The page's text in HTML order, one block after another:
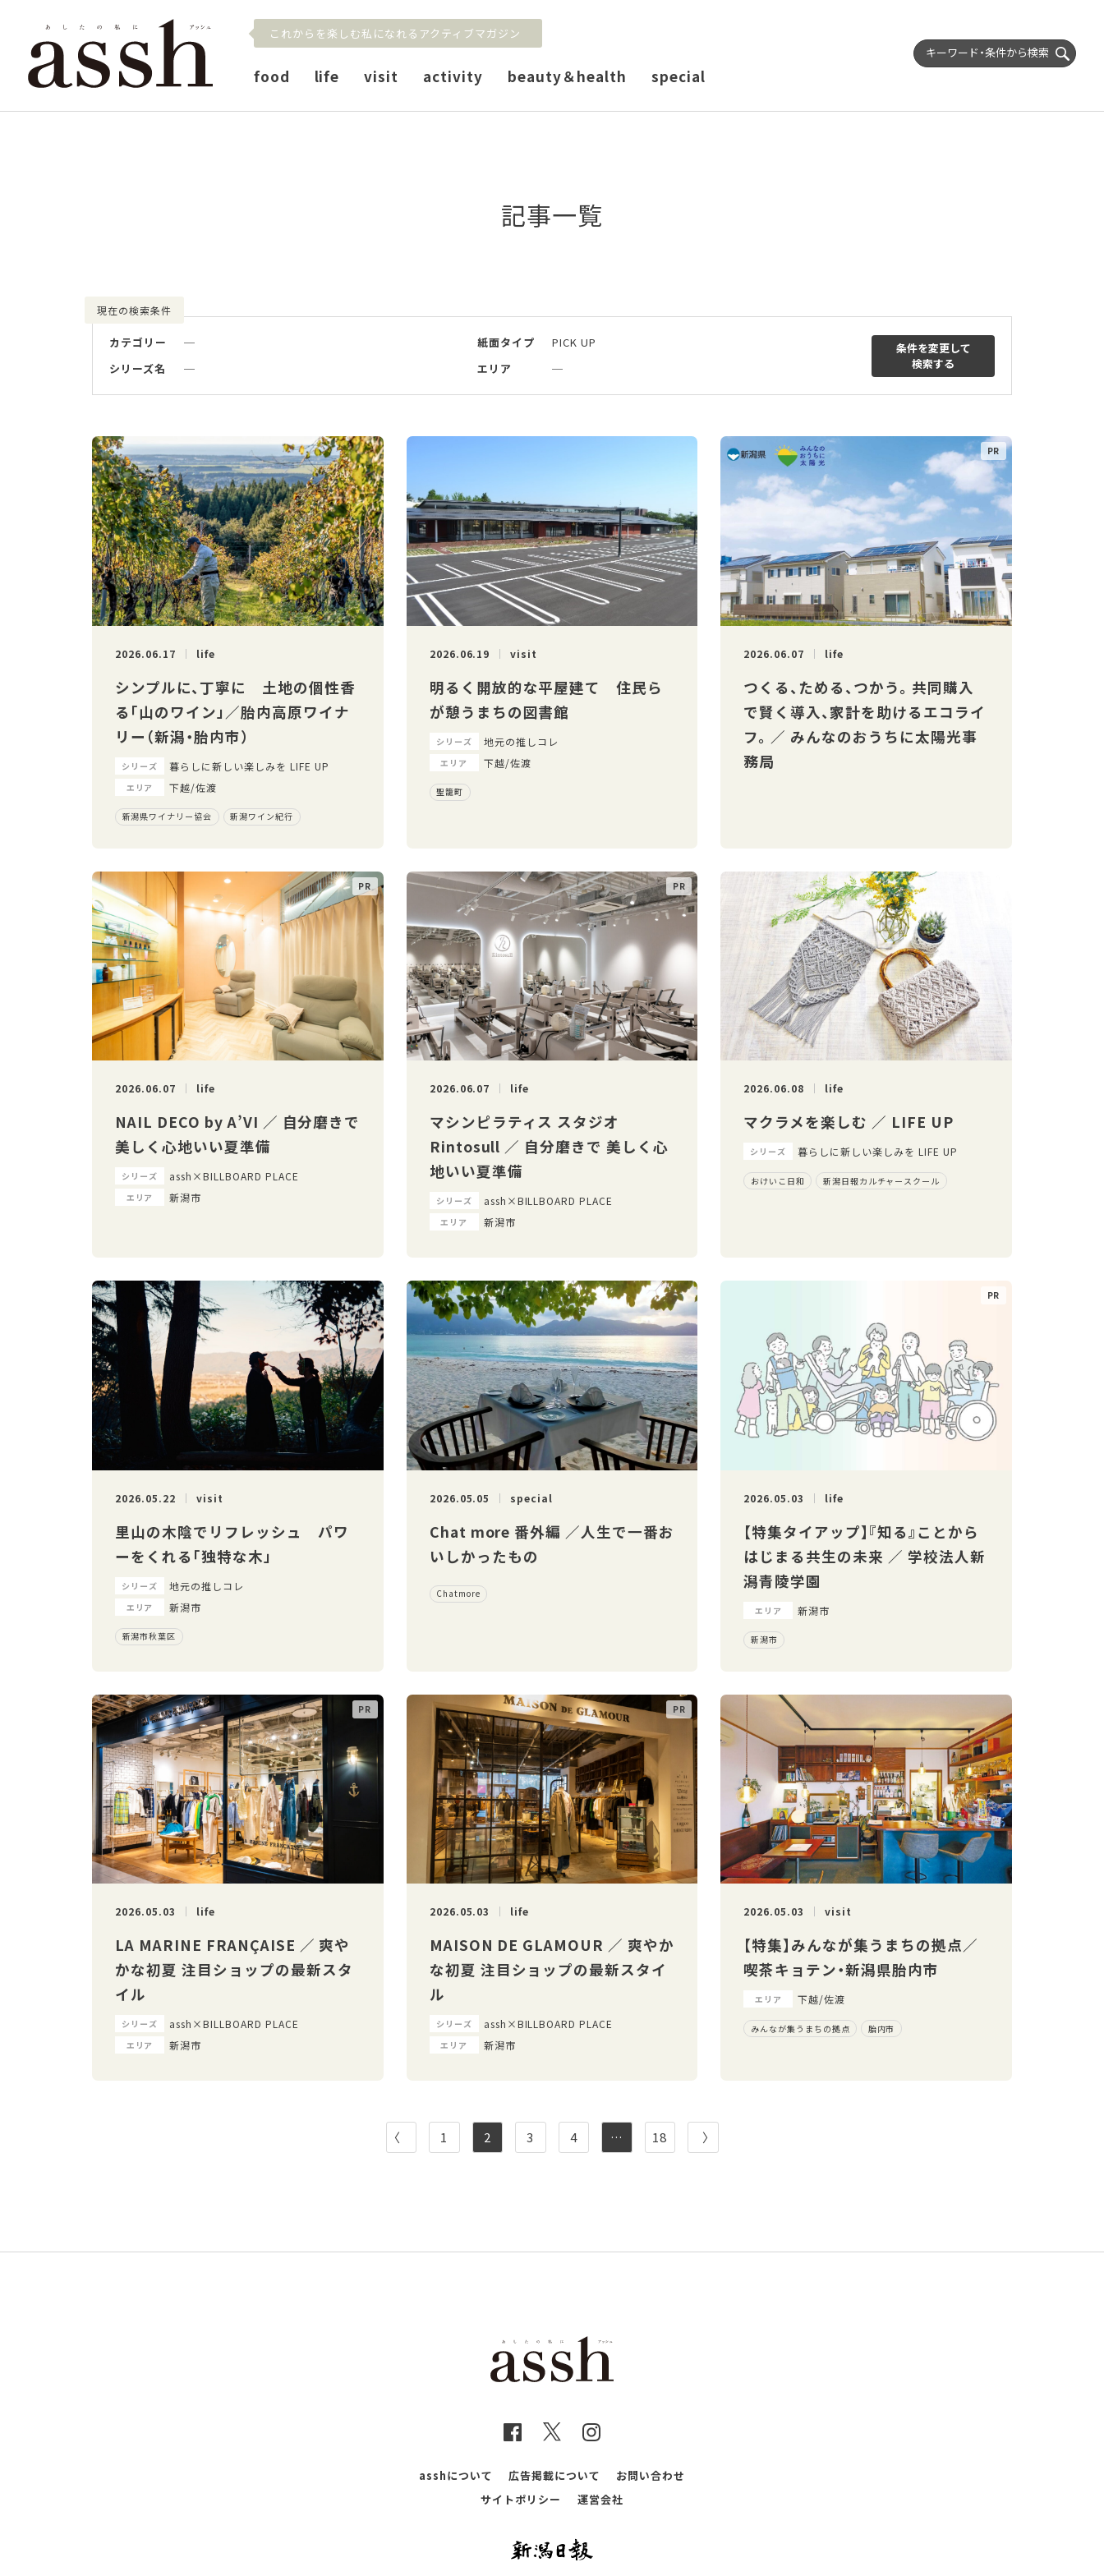
これからを楽しむ私になれるアクティブマガジン
food life visit activity beauty＆health special
キーワード・条件から検索
記事一覧
現在の検索条件
カテゴリー ─ 紙面タイプ
PICK UP
シリーズ名
─ エリア ─
条件を変更して
検索する
2026.06.17 life
シンプルに、丁寧に 土地の個性香
る「山のワイン」／胎内高原ワイナ
リー（新潟・胎内市）
シリーズ 暮らしに新しい楽しみを LIFE UP
エリア 下越/佐渡
新潟県ワイナリー協会 新潟ワイン紀行
2026.06.19 visit
明るく開放的な平屋建て 住民ら
が憩うまちの図書館
シリーズ 地元の推しコレ
エリア 下越/佐渡
聖籠町
2026.06.07 life
つくる、ためる、つかう。 共同購入
で賢く導入、家計を助けるエコライ
フ。 ／ みんなのおうちに太陽光事
務局
2026.06.07 life
NAIL DECO by A’VI ／ 自分磨きで
美しく心地いい夏準備
シリーズ assh×BILLBOARD PLACE
エリア 新潟市
2026.06.07 life
マシンピラティス スタジオ
Rintosull ／ 自分磨きで 美しく心
地いい夏準備
シリーズ assh×BILLBOARD PLACE
エリア 新潟市
2026.06.08 life
マクラメを楽しむ ／ LIFE UP
シリーズ 暮らしに新しい楽しみを LIFE UP
おけいこ日和 新潟日報カルチャースクール
2026.05.22 visit
里山の木陰でリフレッシュ パワ
ーをくれる「独特な木」
シリーズ 地元の推しコレ
エリア 新潟市
新潟市秋葉区
2026.05.05 special
Chat more 番外編 ／人生で一番お
いしかったもの
Chatmore
2026.05.03 life
【特集タイアップ】『知る』ことから
はじまる共生の未来 ／ 学校法人新
潟青陵学園
エリア 新潟市
新潟市
2026.05.03 life
LA MARINE FRANÇAISE ／ 爽や
かな初夏 注目ショップの最新スタ
イル
シリーズ assh×BILLBOARD PLACE
エリア 新潟市
2026.05.03 life
MAISON DE GLAMOUR ／ 爽やか
な初夏 注目ショップの最新スタイ
ル
シリーズ assh×BILLBOARD PLACE
エリア 新潟市
2026.05.03 visit
【特集】みんなが集うまちの拠点／
喫茶キョテン・新潟県胎内市
エリア 下越/佐渡
みんなが集うまちの拠点 胎内市
〈 1 2 3 4 … 18 〉
asshについて 広告掲載について
お問い合わせ
サイトポリシー
運営会社